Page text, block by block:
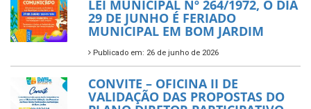
LEI MUNICIPAL Nº 264/1972, O DIA
29 DE JUNHO É FERIADO
MUNICIPAL EM BOM JARDIM
Publicado em: 26 de junho de 2026
CONVITE – OFICINA II DE
VALIDAÇÃO DAS PROPOSTAS DO